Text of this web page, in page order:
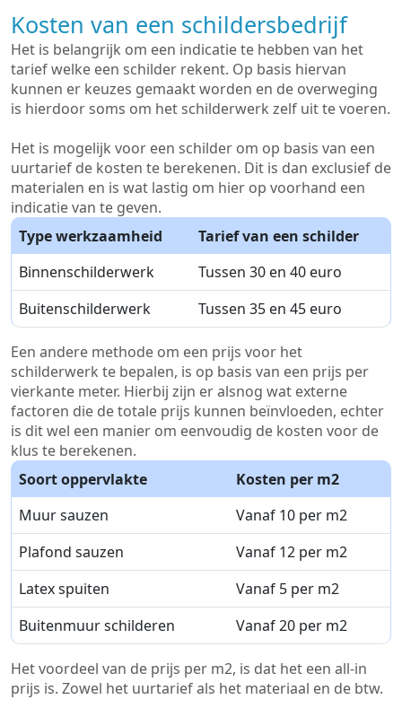
Kosten van een schildersbedrijf
Het is belangrijk om een indicatie te hebben van het
tarief welke een schilder rekent. Op basis hiervan
kunnen er keuzes gemaakt worden en de overweging
is hierdoor soms om het schilderwerk zelf uit te voeren.
Het is mogelijk voor een schilder om op basis van een
uurtarief de kosten te berekenen. Dit is dan exclusief de
materialen en is wat lastig om hier op voorhand een
indicatie van te geven.
Type werkzaamheid
Tarief van een schilder
Binnenschilderwerk
Tussen 30 en 40 euro
Buitenschilderwerk
Tussen 35 en 45 euro
Een andere methode om een prijs voor het
schilderwerk te bepalen, is op basis van een prijs per
vierkante meter. Hierbij zijn er alsnog wat externe
factoren die de totale prijs kunnen beïnvloeden, echter
is dit wel een manier om eenvoudig de kosten voor de
klus te berekenen.
Soort oppervlakte
Kosten per m2
Muur sauzen
Vanaf 10 per m2
Plafond sauzen
Vanaf 12 per m2
Latex spuiten
Vanaf 5 per m2
Buitenmuur schilderen
Vanaf 20 per m2
Het voordeel van de prijs per m2, is dat het een all-in
prijs is. Zowel het uurtarief als het materiaal en de btw.